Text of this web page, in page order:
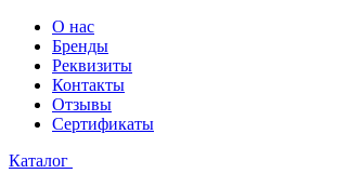
О нас
Бренды
Реквизиты
Контакты
Отзывы
Сертификаты
Каталог